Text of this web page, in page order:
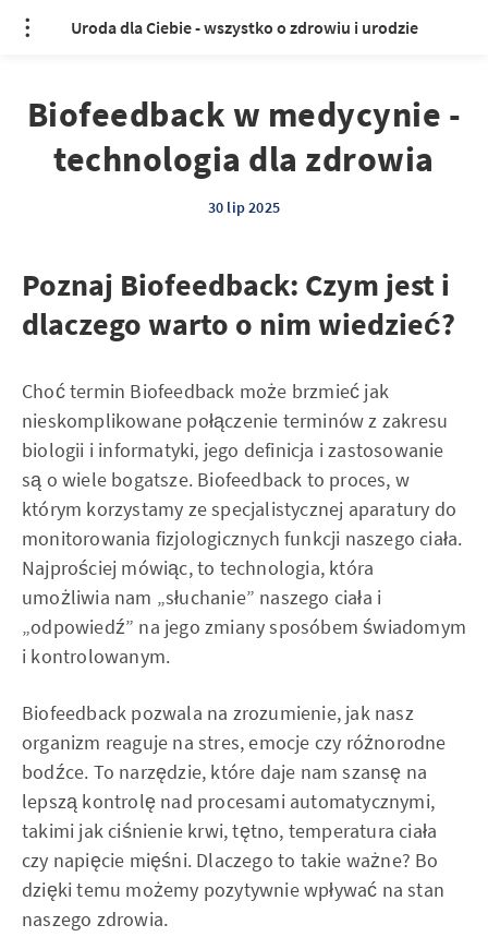
Uroda dla Ciebie - wszystko o zdrowiu i urodzie
Biofeedback w medycynie -
technologia dla zdrowia
30 lip 2025
Poznaj Biofeedback: Czym jest i
dlaczego warto o nim wiedzieć?
Choć termin Biofeedback może brzmieć jak
nieskomplikowane połączenie terminów z zakresu
biologii i informatyki, jego definicja i zastosowanie
są o wiele bogatsze. Biofeedback to proces, w
którym korzystamy ze specjalistycznej aparatury do
monitorowania fizjologicznych funkcji naszego ciała.
Najprościej mówiąc, to technologia, która
umożliwia nam „słuchanie” naszego ciała i
„odpowiedź” na jego zmiany sposóbem świadomym
i kontrolowanym.
Biofeedback pozwala na zrozumienie, jak nasz
organizm reaguje na stres, emocje czy różnorodne
bodźce. To narzędzie, które daje nam szansę na
lepszą kontrolę nad procesami automatycznymi,
takimi jak ciśnienie krwi, tętno, temperatura ciała
czy napięcie mięśni. Dlaczego to takie ważne? Bo
dzięki temu możemy pozytywnie wpływać na stan
naszego zdrowia.